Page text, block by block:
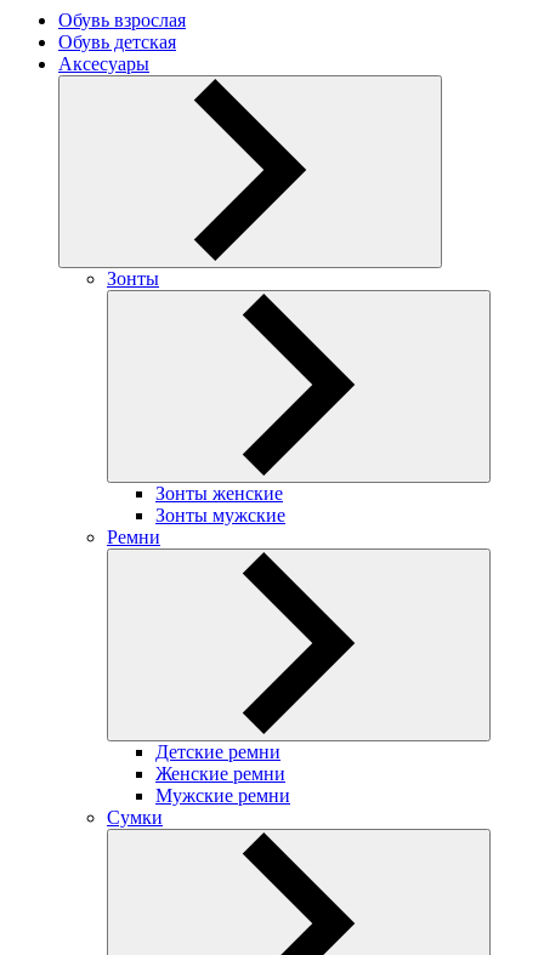
Обувь взрослая
Обувь детская
Аксесуары
Зонты
Зонты женские
Зонты мужские
Ремни
Детские ремни
Женские ремни
Мужские ремни
Сумки